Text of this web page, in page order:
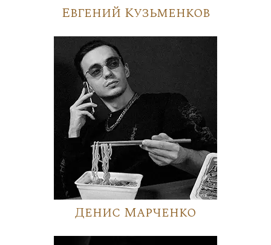
Евгений Кузьменков
Денис Марченко